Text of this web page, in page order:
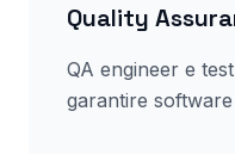
Quality
QA engineer e
garantire software